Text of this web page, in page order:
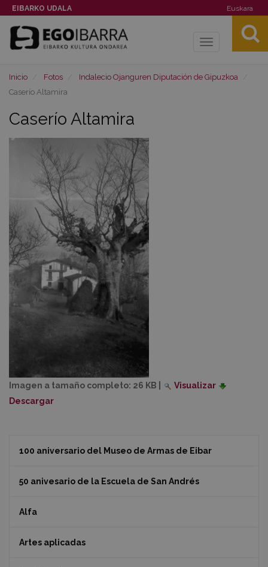
EIBARKO UDALA Euskara
Toggle
Inicio Fotos
Indalecio Ojanguren Diputación de Gipuzkoa
Caserío Altamira
Caserío Altamira
Imagen a tamaño completo: 26 KB
Visualizar
Descargar
100 aniversario del Museo de Armas de Eibar
50 anivesario de la Escuela de San Andrés
Alfa
Artes aplicadas